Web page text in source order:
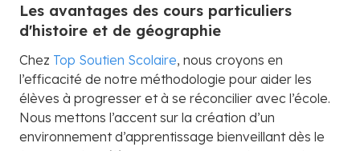
Les avantages des cours particuliers
d'histoire et de géographie
Chez Top Soutien Scolaire, nous croyons en
l’efficacité de notre méthodologie pour aider les
élèves à progresser et à se réconcilier avec l’école.
Nous mettons l’accent sur la création d’un
environnement d’apprentissage bienveillant dès le